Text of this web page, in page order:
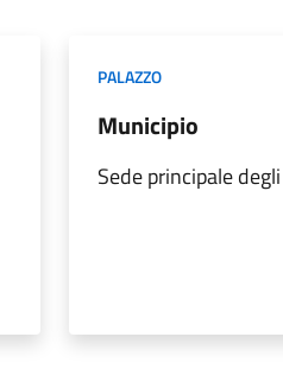
PALAZZO
Municipio
Sede principale